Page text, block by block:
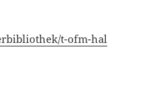
t-ofm-hal